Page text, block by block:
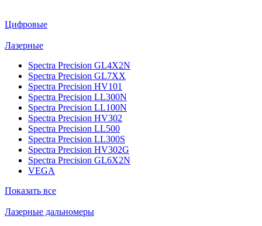
Цифровые
Лазерные
Spectra Precision GL4X2N
Spectra Precision GL7XX
Spectra Precision HV101
Spectra Precision LL300N
Spectra Precision LL100N
Spectra Precision HV302
Spectra Precision LL500
Spectra Precision LL300S
Spectra Precision HV302G
Spectra Precision GL6X2N
VEGA
Показать все
Лазерные дальномеры